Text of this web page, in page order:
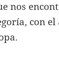
nos
con